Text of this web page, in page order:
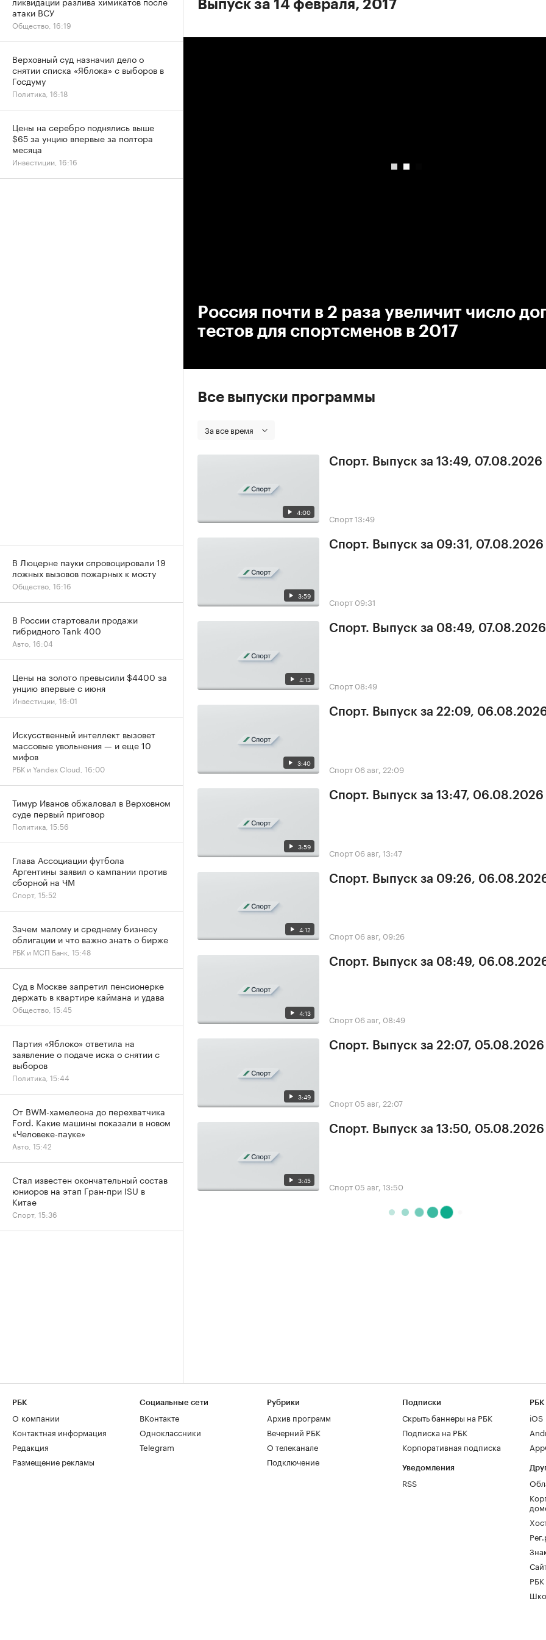
Выпуск за 14 февраля, 2017
Россия почти в 2 раза увеличит число
тестов для спортсменов в 2017
Все выпуски программы
За все время
4:00
Спорт. Выпуск за 13:49, 07.08.2026
Спорт13:49
3:59
Спорт. Выпуск за 09:31, 07.08.2026
Спорт 09:31
4:13
Спорт. Выпуск за 08:49, 07.08.2026
Спорт 08:49
3:40
Спорт. Выпуск за 22:09,
Спорт 06 авг, 22:09
3:59
Спорт. Выпуск за 13:47, 06.08.2026
Спорт 06 авг, 13:47
4:12
Спорт. Выпуск за 09:26,
Спорт 06 авг, 09:26
4:13
Спорт. Выпуск за 08:49,
Спорт 06 авг, 08:49
3:49
Спорт. Выпуск за 22:07, 05.08.2026
Спорт 05 авг, 22:07
3:45
Спорт. Выпуск за 13:50, 05.08.2026
Спорт 05 авг, 13:50
атаки ВСУ
Общество, 16:19
Верховный суд назначил дело о
снятии списка «Яблока» с выборов в
Госдуму
Политика, 16:18
Цены на серебро поднялись выше
$65 за унцию впервые за полтора
месяца
Инвестиции, 16:16
В Люцерне пауки спровоцировали 19
ложных вызовов пожарных к мосту
Общество, 16:16
В России стартовали продажи
гибридного Tank 400
Авто, 16:04
Цены на золото превысили $4400 за
унцию впервые с июня
Инвестиции, 16:01
Искусственный интеллект вызовет
массовые увольнения — и еще 10
мифов
РБК и Yandex Cloud, 16:00
Тимур Иванов обжаловал в Верховном
суде первый приговор
Политика, 15:56
Глава Ассоциации футбола
Аргентины заявил о кампании против
сборной на ЧМ
Спорт, 15:52
Зачем малому и среднему бизнесу
облигации и что важно знать о бирже
РБК и МСП Банк, 15:48
Суд в Москве запретил пенсионерке
держать в квартире каймана и удава
Общество, 15:45
Партия «Яблоко» ответила на
заявление о подаче иска о снятии с
выборов
Политика, 15:44
От BWM-хамелеона до перехватчика
Ford. Какие машины показали в новом
«Человеке-пауке»
Авто, 15:42
Стал известен окончательный состав
юниоров на этап Гран-при ISU в
Китае
Спорт, 15:36
РБК
О компании
Контактная информация
Редакция
Размещение рекламы
Социальные сети
ВКонтакте
Одноклассники
Telegram
Рубрики
Архив программ
Вечерний РБК
О телеканале
Подключение
Подписки
Скрыть баннеры на РБК
Подписка на РБК
Корпоративная подписка
Уведомления
RSS
РБК
iOS